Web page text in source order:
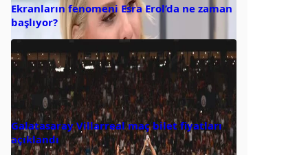
Ekranların fenomeni Esra Erol’da ne zaman
başlıyor?
Galatasaray Villarreal maç bilet fiyatları
açıklandı